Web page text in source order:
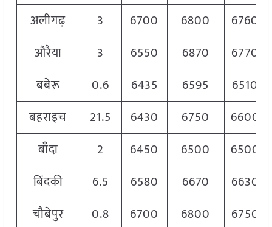
अलीगढ़
3 6700 6800
6760
औरैया
3 6550 6870
6770
बबेरू
0.6 6435 6595
6510
बहराइच
21.5 6430 6750
6600
बाँदा
2 6450 6500
6500
बिंदकी
6.5 6580 6670
6630
चौबेपुर
0.8 6700 6800
6750